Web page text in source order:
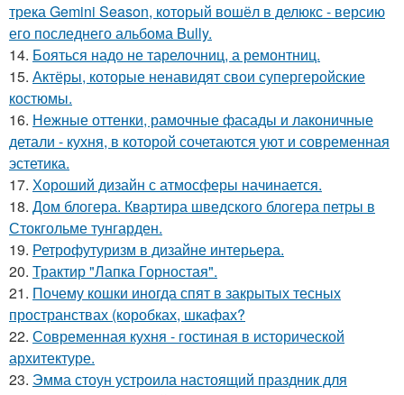
трека Gemini Season, который вошёл в делюкс - версию
его последнего альбома Bully.
14. Бояться надо не тарелочниц, а ремонтниц.
15. Актёры, которые ненавидят свои супергеройские
костюмы.
16. Нежные оттенки, рамочные фасады и лаконичные
детали - кухня, в которой сочетаются уют и современная
эстетика.
17. Хороший дизайн с атмосферы начинается.
18. Дом блогера. Квартира шведского блогера петры в
Стокгольме тунгарден.
19. Ретрофутуризм в дизайне интерьера.
20. Трактир "Лапка Горностая".
21. Почему кошки иногда спят в закрытых тесных
пространствах (коробках, шкафах?
22. Современная кухня - гостиная в исторической
архитектуре.
23. Эмма стоун устроила настоящий праздник для